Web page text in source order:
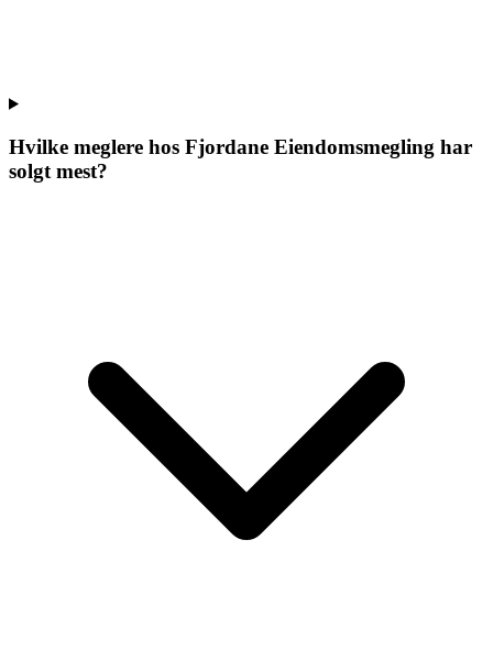
Hvilke meglere hos Fjordane Eiendomsmegling har
solgt mest?